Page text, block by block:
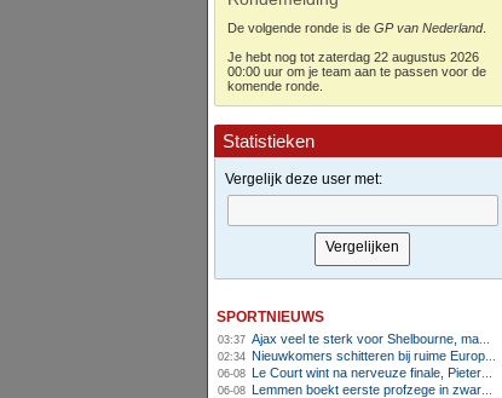
De volgende ronde is de GP van Nederland.
Je hebt nog tot zaterdag 22 augustus 2026
00:00 uur om je team aan te passen voor de
komende ronde.
Statistieken
Vergelijk deze user met:
sportnieuws
03:37 Ajax veel te sterk voor Shelbourne, maar houdt schade beperkt
02:34 Nieuwkomers schitteren bij ruime Europese zege FC Twente
06-08 Le Court wint na nerveuze finale, Pieterse derde
06-08 Lemmen boekt eerste profzege in zware Ronde van Polen-rit